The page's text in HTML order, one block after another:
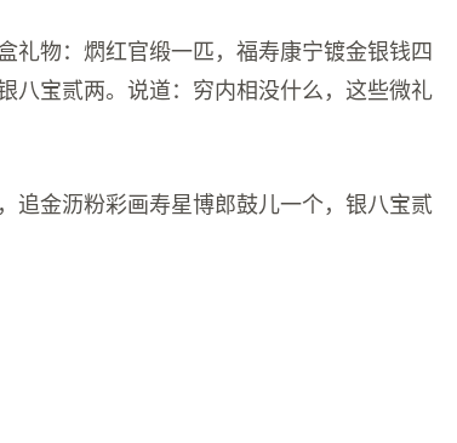
礼物：熌红官缎一匹，福寿康宁镀金银钱四
八宝贰两。说道：穷内相没什么，这些微礼
追金沥粉彩画寿星博郎鼓儿一个，银八宝贰